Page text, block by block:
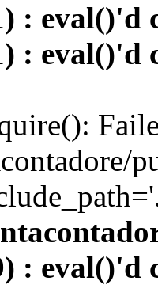
: eval()'d
: eval()'d
: eval()'d